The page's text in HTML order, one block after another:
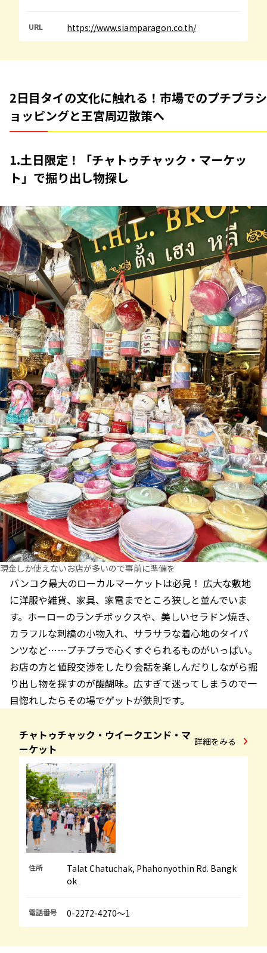
URL https://www.siamparagon.co.th/
2日目タイの文化に触れる！市場でのプチプラシ
ョッピングと王宮周辺散策へ
1.土日限定！「チャトゥチャック・マーケッ
ト」で掘り出し物探し
現金しか使えないお店が多いので事前に準備を
バンコク最大のローカルマーケットは必見！ 広大な敷地
に洋服や雑貨、家具、家電までところ狭しと並んでいま
す。ホーローのランチボックスや、美しいセラドン焼き、
カラフルな刺繍の小物入れ、サラサラな着心地のタイパ
ンツなど……プチプラで心くすぐられるものがいっぱい。
お店の方と値段交渉をしたり会話を楽しんだりしながら掘
り出し物を探すのが醍醐味。広すぎて迷ってしまうので一
目惚れしたらその場でゲットが鉄則です。
チャトゥチャック・ウイークエンド・マ
ーケット
詳細をみる
住所
Talat Chatuchak, Phahonyothin Rd. Bangk
ok
電話番号 0-2272-4270～1